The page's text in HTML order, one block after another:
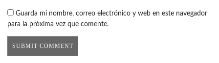
Guarda mi nombre, correo electrónico y web en este navegador
para la próxima vez que comente.